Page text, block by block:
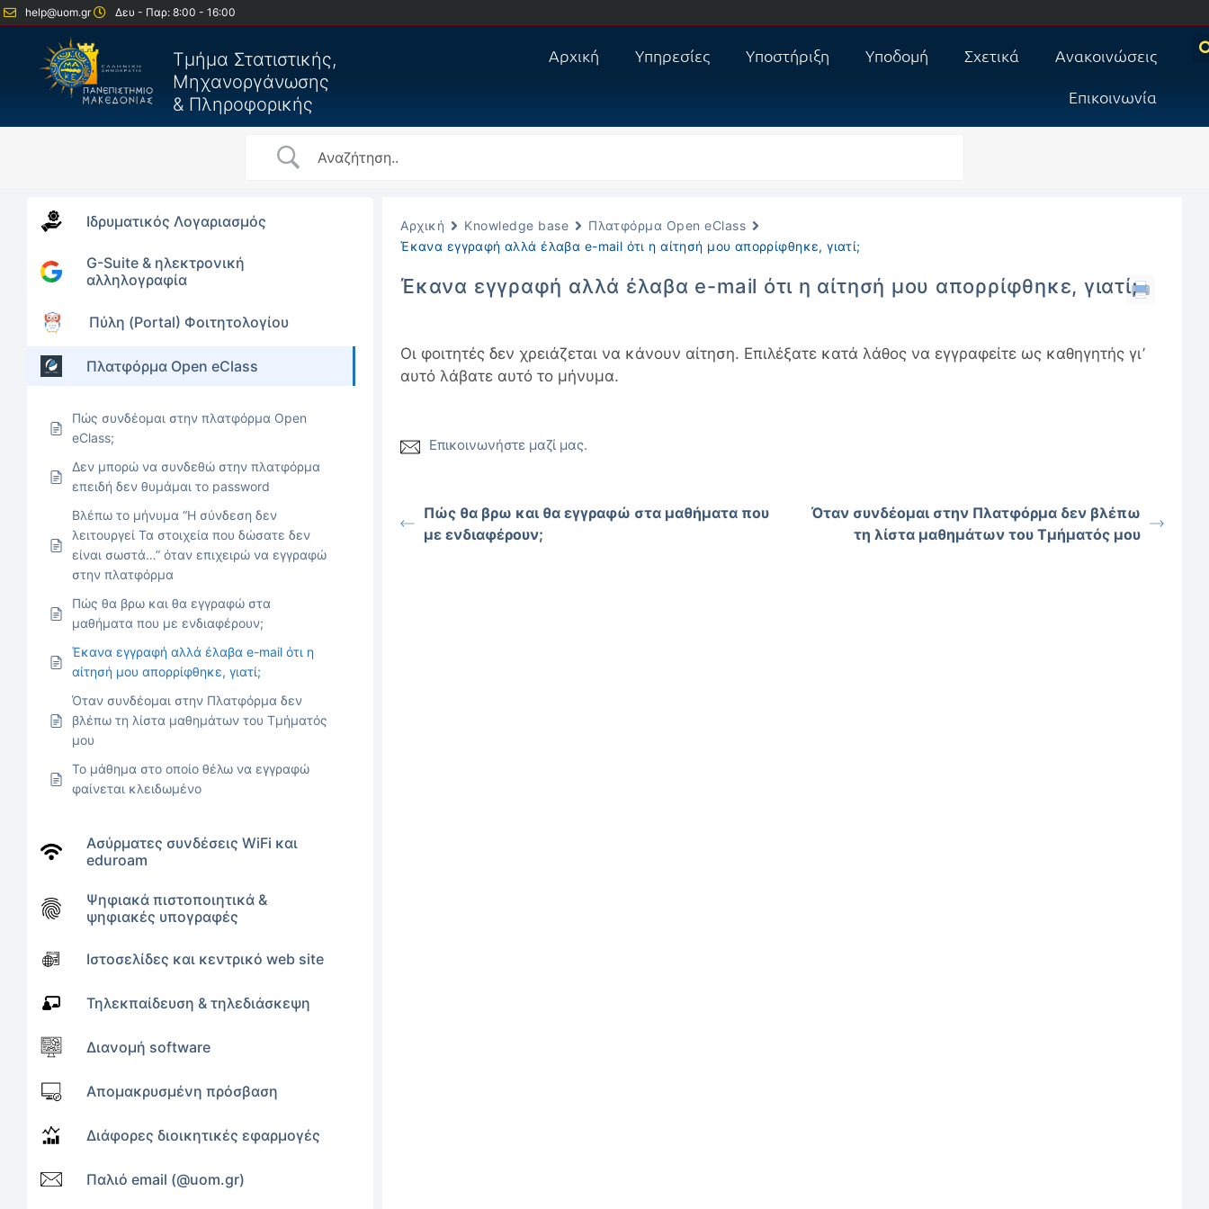
help@uom.gr Δευ - Παρ: 8:00 - 16:00
Τμήμα Στατιστικής,
Μηχανοργάνωσης
& Πληροφορικής
Αρχική Υπηρεσίες Υποστήριξη Υποδομή Σχετικά
Ανακοινώσεις
Επικοινωνία
Ιδρυματικός Λογαριασμός
G-Suite & ηλεκτρονική
αλληλογραφία
Πύλη (Portal) Φοιτητολογίου
Πλατφόρμα Open eClass
Πώς συνδέομαι στην πλατφόρμα Open
eClass;
Δεν μπορώ να συνδεθώ στην πλατφόρμα
επειδή δεν θυμάμαι το password
Βλέπω το μήνυμα “Η σύνδεση δεν
λειτουργεί Τα στοιχεία που δώσατε δεν
είναι σωστά…” όταν επιχειρώ να εγγραφώ
στην πλατφόρμα
Πώς θα βρω και θα εγγραφώ στα
μαθήματα που με ενδιαφέρουν;
Έκανα εγγραφή αλλά έλαβα e-mail ότι η
αίτησή μου απορρίφθηκε, γιατί;
Όταν συνδέομαι στην Πλατφόρμα δεν
βλέπω τη λίστα μαθημάτων του Τμήματός
μου
Το μάθημα στο οποίο θέλω να εγγραφώ
φαίνεται κλειδωμένο
Ασύρματες συνδέσεις WiFi και
eduroam
Ψηφιακά πιστοποιητικά &
ψηφιακές υπογραφές
Ιστοσελίδες και κεντρικό web site
Τηλεκπαίδευση & τηλεδιάσκεψη
Διανομή software
Απομακρυσμένη πρόσβαση
Διάφορες διοικητικές εφαρμογές
Παλιό email (@uom.gr)
Αρχική Knowledge base
Πλατφόρμα Open eClass
Έκανα εγγραφή αλλά έλαβα e-mail ότι η αίτησή μου απορρίφθηκε, γιατί;
Έκανα εγγραφή αλλά έλαβα e-mail ότι η αίτησή μου απορρίφθηκε, γιατί;
Οι φοιτητές δεν χρειάζεται να κάνουν αίτηση. Επιλέξατε κατά λάθος να εγγραφείτε ως καθηγητής γι’
αυτό λάβατε αυτό το μήνυμα.
Επικοινωνήστε μαζί μας.
Πώς θα βρω και θα εγγραφώ στα μαθήματα που
με ενδιαφέρουν;
Όταν συνδέομαι στην Πλατφόρμα δεν βλέπω
τη λίστα μαθημάτων του Τμήματός μου